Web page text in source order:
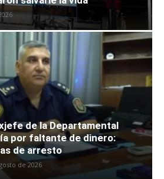
de la Departamental
por faltante de dinero:
de arresto
de 2026